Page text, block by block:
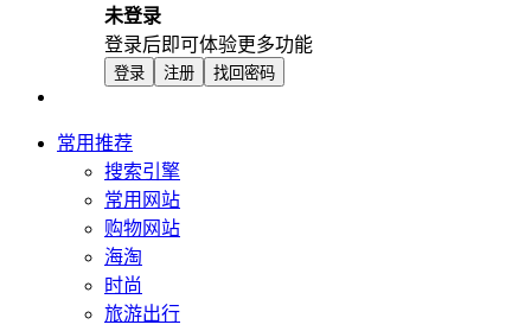
未登录
登录后即可体验更多功能
登录 注册 找回密码
常用推荐
搜索引擎
常用网站
购物网站
海淘
时尚
旅游出行